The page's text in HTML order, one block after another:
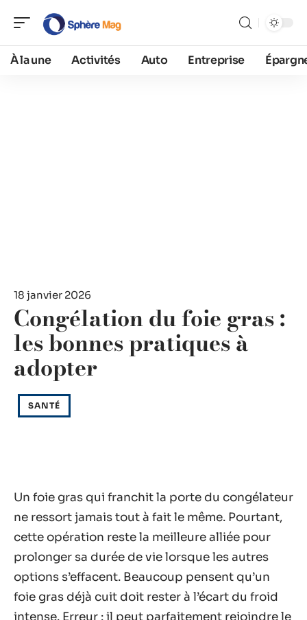
À la une Activités Auto Entreprise
18 janvier 2026
Congélation du foie gras :
les bonnes pratiques à
adopter
SANTÉ
Un foie gras qui franchit la porte du congélateur
ne ressort jamais tout à fait le même. Pourtant,
cette opération reste la meilleure alliée pour
prolonger sa durée de vie lorsque les autres
options s’effacent. Beaucoup pensent qu’un
foie gras déjà cuit doit rester à l’écart du froid
intense. Erreur : il peut parfaitement rejoindre le